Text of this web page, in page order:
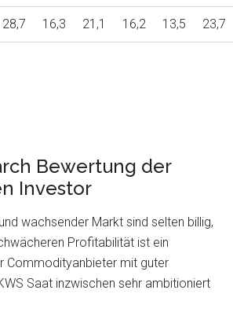
28,7 16,3 21,1 16,2 13,5 23,7
Bewertung der
Investor
wachsender Markt sind selten billig,
Profitabilität ist ein
Commodityanbieter mit guter
Saat inzwischen sehr ambitioniert